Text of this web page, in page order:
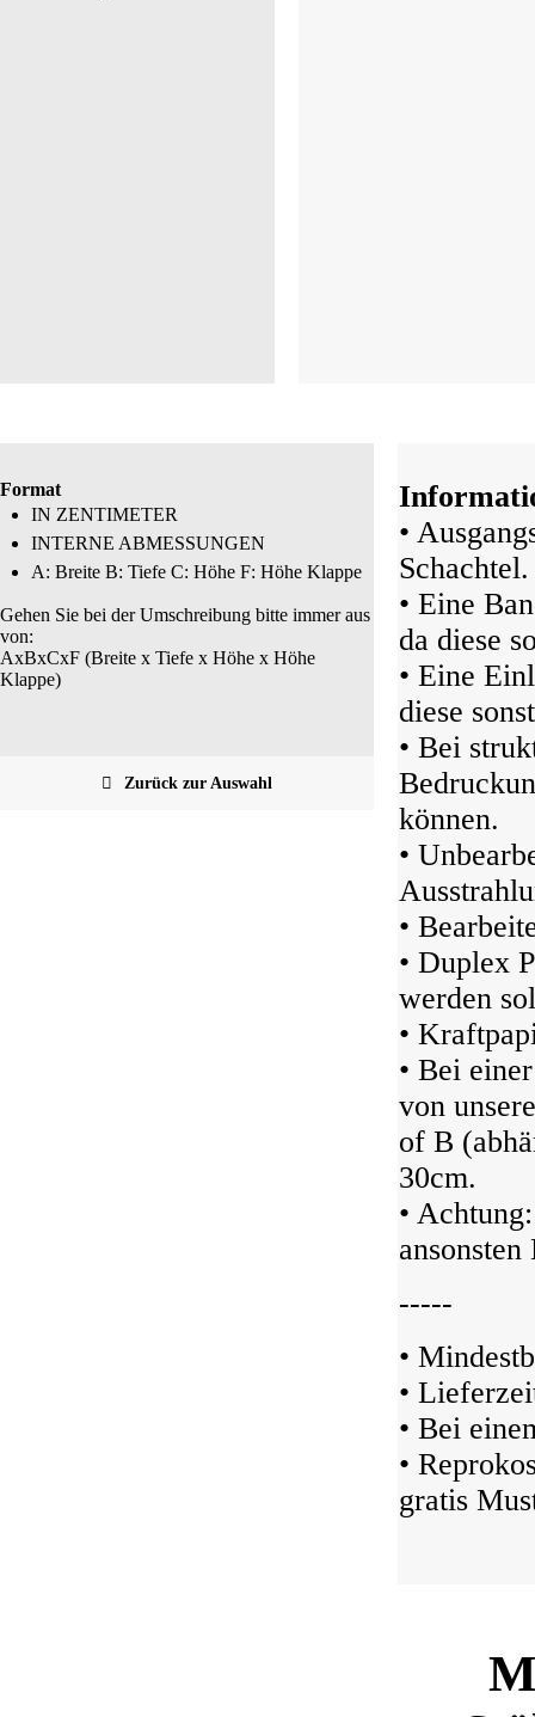
Format
IN ZENTIMETER
INTERNE ABMESSUNGEN
A: Breite B: Tiefe C: Höhe F: Höhe Klappe
Gehen Sie bei der Umschreibung bitte immer aus
von:
AxBxCxF (Breite x Tiefe x Höhe x Höhe
Klappe)
Zurück zur Auswahl
•
Schachtel.
• Eine
da diese
• Eine
diese
• Bei
können.
•
•
• Duplex
werden
•
• Bei
von
of B
30cm.
•
-----
•
•
• Bei
•
gratis